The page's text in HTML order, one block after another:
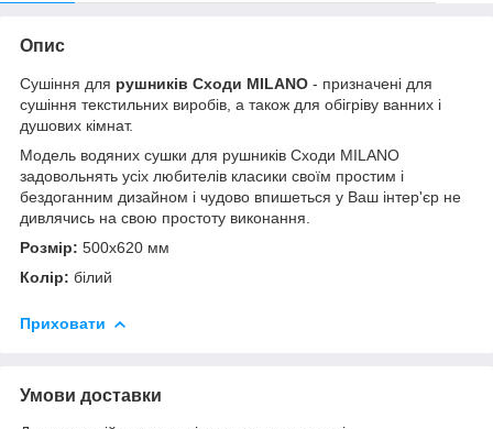
Опис
Сушіння для рушників Сходи MILANO - призначені для
сушіння текстильних виробів, а також для обігріву ванних і
душових кімнат.
Модель водяних сушки для рушників Сходи MILANO
задовольнять усіх любителів класики своїм простим і
бездоганним дизайном і чудово впишеться у Ваш інтер'єр не
дивлячись на свою простоту виконання.
Розмір: 500х620 мм
Колір: білий
Приховати
Умови доставки